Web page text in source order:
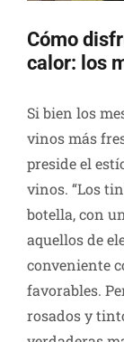
Cómo
calor: los
Si bien los
vinos más
preside el
vinos. “Los
botella, con
aquellos de
conveniente
favorables.
rosados y